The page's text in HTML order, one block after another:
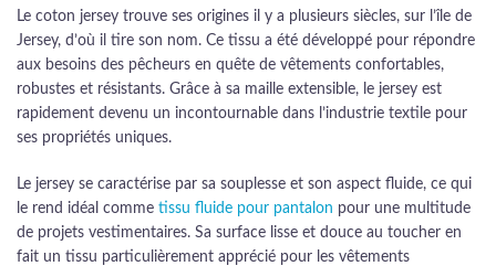
Le coton jersey trouve ses origines il y a plusieurs siècles, sur l’île de
Jersey, d’où il tire son nom. Ce tissu a été développé pour répondre
aux besoins des pêcheurs en quête de vêtements confortables,
robustes et résistants. Grâce à sa maille extensible, le jersey est
rapidement devenu un incontournable dans l’industrie textile pour
ses propriétés uniques.
Le jersey se caractérise par sa souplesse et son aspect fluide, ce qui
le rend idéal comme tissu fluide pour pantalon pour une multitude
de projets vestimentaires. Sa surface lisse et douce au toucher en
fait un tissu particulièrement apprécié pour les vêtements